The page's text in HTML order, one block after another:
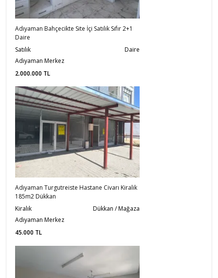
Adıyaman Bahçecikte Site İçi Satılık Sıfır 2+1
Daire
Satılık
Daire
Adıyaman Merkez
2.000.000 TL
Adıyaman Turgutreiste Hastane Civarı Kiralık
185m2 Dükkan
Kiralık
Dükkan / Mağaza
Adıyaman Merkez
45.000 TL